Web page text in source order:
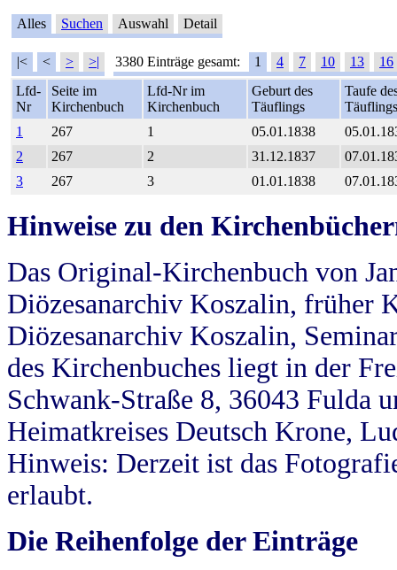
Alles Suchen Auswahl Detail
|< < > >| 3380 Einträge gesamt: 1 4 7 10 13
16
Lfd-
Nr
Seite im
Kirchenbuch
Lfd-Nr im
Kirchenbuch
Geburt des
Täuflings
Taufe
Täuflings
1
267 1 05.01.1838
2
267 2 31.12.1837
3
267 3 01.01.1838
Hinweise zu den
Das Original-Kirchenbuch von
Diözesanarchiv Koszalin, früher
Diözesanarchiv Koszalin,
des Kirchenbuches liegt in der
Schwank-Straße 8, 36043 Fulda
Heimatkreises Deutsch Krone,
Hinweis: Derzeit ist das
erlaubt.
Die Reihenfolge der Einträge